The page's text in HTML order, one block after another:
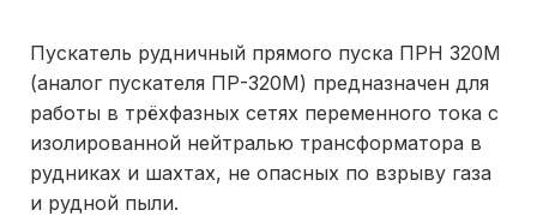
Пускатель рудничный прямого пуска ПРН 320М
(аналог пускателя ПР-320М) предназначен для
работы в трёхфазных сетях переменного тока с
изолированной нейтралью трансформатора в
рудниках и шахтах, не опасных по взрыву газа
и рудной пыли.